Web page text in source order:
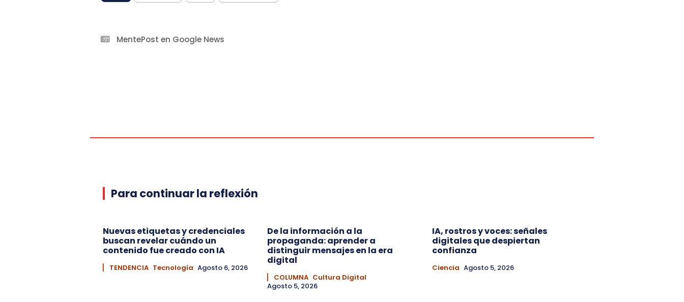
MentePost en Google News
Para continuar la reflexión
Nuevas etiquetas y credenciales
buscan revelar cuándo un
contenido fue creado con IA
▏ TENDENCIA Tecnología Agosto 6, 2026
De la información a la
propaganda: aprender a
distinguir mensajes en la era
digital
▏ COLUMNA Cultura Digital
Agosto 5, 2026
IA, rostros y voces: señales
digitales que despiertan
confianza
Ciencia Agosto 5, 2026